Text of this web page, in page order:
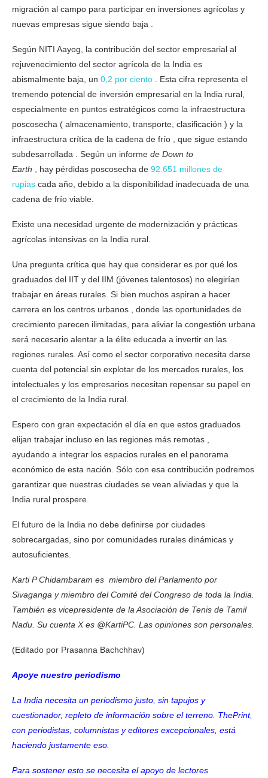
migración al campo para participar en inversiones agrícolas y
nuevas empresas sigue siendo baja .
Según NITI Aayog, la contribución del sector empresarial al
rejuvenecimiento del sector agrícola de la India es
abismalmente baja, un 0,2 por ciento . Esta cifra representa el
tremendo potencial de inversión empresarial en la India rural,
especialmente en puntos estratégicos como la infraestructura
poscosecha ( almacenamiento, transporte, clasificación ) y la
infraestructura crítica de la cadena de frío , que sigue estando
subdesarrollada . Según un informe de Down to
Earth , hay pérdidas poscosecha de 92.651 millones de
rupias cada año, debido a la disponibilidad inadecuada de una
cadena de frío viable.
Existe una necesidad urgente de modernización y prácticas
agrícolas intensivas en la India rural.
Una pregunta crítica que hay que considerar es por qué los
graduados del IIT y del IIM (jóvenes talentosos) no elegirían
trabajar en áreas rurales. Si bien muchos aspiran a hacer
carrera en los centros urbanos , donde las oportunidades de
crecimiento parecen ilimitadas, para aliviar la congestión urbana
será necesario alentar a la élite educada a invertir en las
regiones rurales. Así como el sector corporativo necesita darse
cuenta del potencial sin explotar de los mercados rurales, los
intelectuales y los empresarios necesitan repensar su papel en
el crecimiento de la India rural.
Espero con gran expectación el día en que estos graduados
elijan trabajar incluso en las regiones más remotas ,
ayudando a integrar los espacios rurales en el panorama
económico de esta nación. Sólo con esa contribución podremos
garantizar que nuestras ciudades se vean aliviadas y que la
India rural prospere.
El futuro de la India no debe definirse por ciudades
sobrecargadas, sino por comunidades rurales dinámicas y
autosuficientes.
Karti P Chidambaram es miembro del Parlamento por
Sivaganga y miembro del Comité del Congreso de toda la India.
También es vicepresidente de la Asociación de Tenis de Tamil
Nadu. Su cuenta X es @KartiPC. Las opiniones son personales.
(Editado por Prasanna Bachchhav)
Apoye nuestro periodismo
La India necesita un periodismo justo, sin tapujos y
cuestionador, repleto de información sobre el terreno. ThePrint,
con periodistas, columnistas y editores excepcionales, está
haciendo justamente eso.
Para sostener esto se necesita el apoyo de lectores